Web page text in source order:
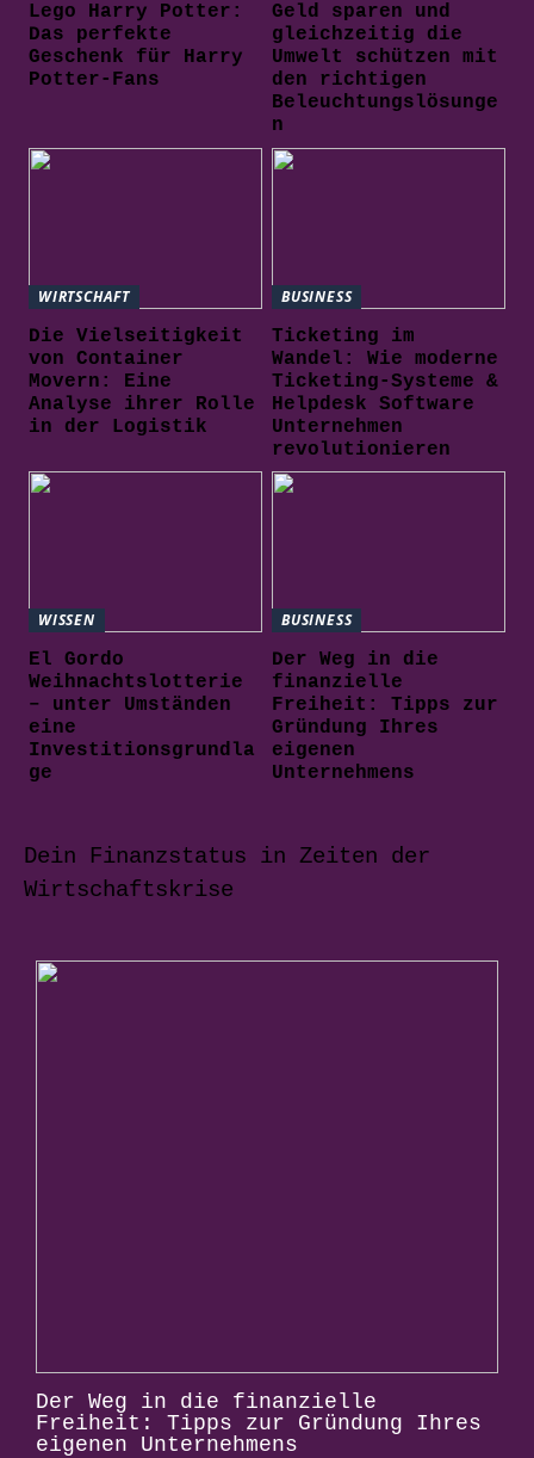
Lego Harry Potter:
Das perfekte
Geschenk für Harry
Potter-Fans
Geld sparen und
gleichzeitig die
Umwelt schützen mit
den richtigen
Beleuchtungslösunge
n
WIRTSCHAFT
Die Vielseitigkeit
von Container
Movern: Eine
Analyse ihrer Rolle
in der Logistik
BUSINESS
Ticketing im
Wandel: Wie moderne
Ticketing-Systeme &
Helpdesk Software
Unternehmen
revolutionieren
WISSEN
El Gordo
Weihnachtslotterie
– unter Umständen
eine
Investitionsgrundla
ge
BUSINESS
Der Weg in die
finanzielle
Freiheit: Tipps zur
Gründung Ihres
eigenen
Unternehmens
Dein Finanzstatus in Zeiten der
Wirtschaftskrise
Der Weg in die finanzielle
Freiheit: Tipps zur Gründung Ihres
eigenen Unternehmens